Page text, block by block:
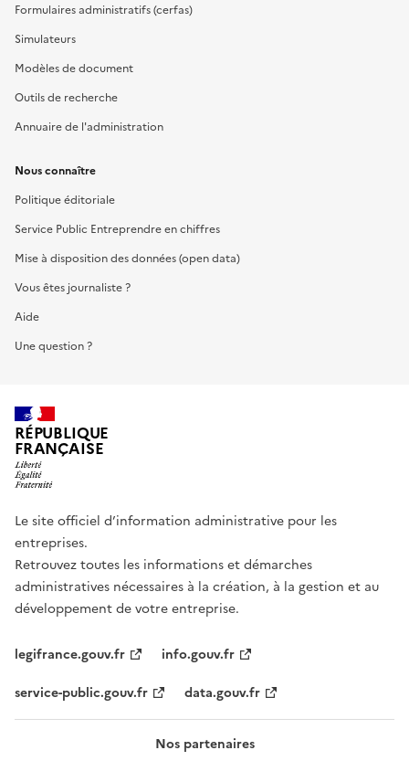
Formulaires administratifs (cerfas)
Simulateurs
Modèles de document
Outils de recherche
Annuaire de l'administration
Nous connaître
Politique éditoriale
Service Public Entreprendre en chiffres
Mise à disposition des données (open data)
Vous êtes journaliste ?
Aide
Une question ?
RÉPUBLIQUE
FRANÇAISE
Le site officiel d’information administrative pour les
entreprises.
Retrouvez toutes les informations et démarches
administratives nécessaires à la création, à la gestion et au
développement de votre entreprise.
legifrance.gouv.fr
info.gouv.fr
service-public.gouv.fr
data.gouv.fr
Nos partenaires